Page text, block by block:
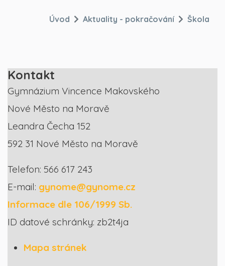
Úvod Aktuality - pokračování Škola
Kontakt
Gymnázium Vincence Makovského
Nové Město na Moravě
Leandra Čecha 152
592 31 Nové Město na Moravě
Telefon: 566 617 243
E-mail: gynome@gynome.cz
Informace dle 106/1999 Sb.
ID datové schránky: zb2t4ja
Mapa stránek